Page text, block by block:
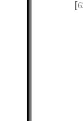
[